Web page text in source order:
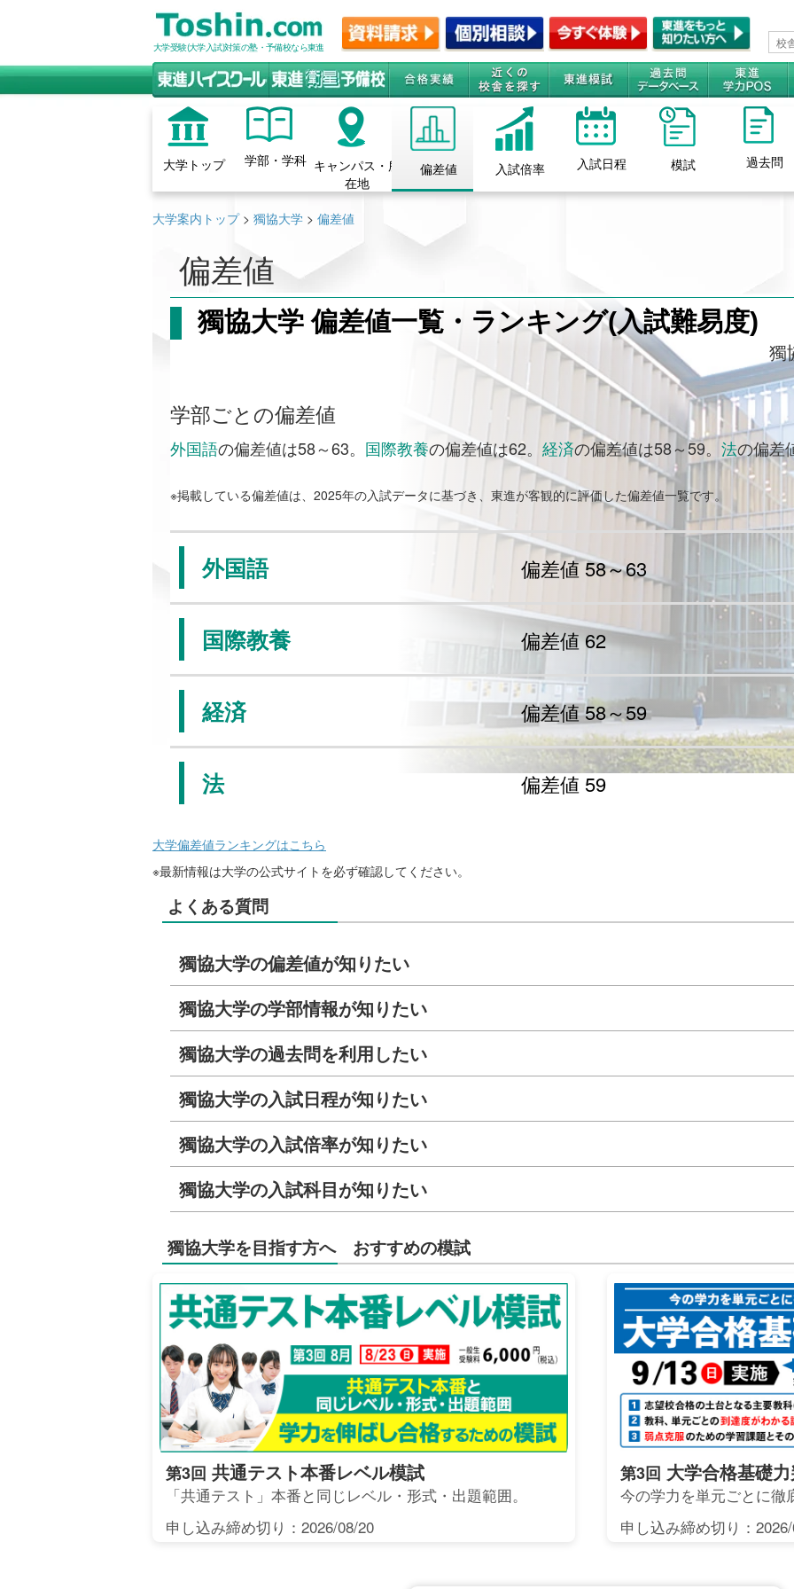
大学受験(大学入試)対策の塾・予備校なら東進
大学トップ 学部・学科 キャンパス・所
在地
偏差値 入試倍率 入試日程 模試 過去問
大学案内トップ> 獨協大学 > 偏差値
偏差値
獨協大学 偏差値一覧・ランキング(入試難易度)
獨
学部ごとの偏差値
外国語の偏差値は58～63。 国際教養の偏差値は62。 経済の偏差値は58～59。 法の偏差
※掲載している偏差値は、2025年の入試データに基づき、東進が客観的に評価した偏差値一覧です。
外国語 偏差値 58～63
国際教養 偏差値 62
経済 偏差値 58～59
法 偏差値 59
大学偏差値ランキングはこちら
※最新情報は大学の公式サイトを必ず確認してください。
よくある質問
獨協大学の偏差値が知りたい
獨協大学の学部情報が知りたい
獨協大学の過去問を利用したい
獨協大学の入試日程が知りたい
獨協大学の入試倍率が知りたい
獨協大学の入試科目が知りたい
獨協大学を目指す方へ おすすめの模試
第3回 共通テスト本番レベル模試
「共通テスト」本番と同じレベル・形式・出題範囲。
申し込み締め切り：2026/08/20
第3回 大学合格基礎
今の学力を単元ごとに徹
申し込み締め切り：